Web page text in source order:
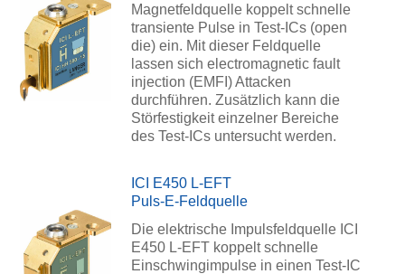
Magnetfeldquelle koppelt schnelle
transiente Pulse in Test-ICs (open
die) ein. Mit dieser Feldquelle
lassen sich electromagnetic fault
injection (EMFI) Attacken
durchführen. Zusätzlich kann die
Störfestigkeit einzelner Bereiche
des Test-ICs untersucht werden.
ICI E450 L-EFT
Puls-E-Feldquelle
Die elektrische Impulsfeldquelle ICI
E450 L-EFT koppelt schnelle
Einschwingimpulse in einen Test-IC